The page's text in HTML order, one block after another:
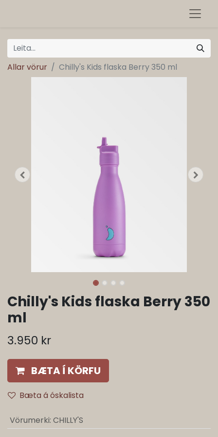
Allar vörur Chilly's Kids flaska Berry 350 ml
Chilly's Kids flaska Berry 350
ml
3.950 kr
BÆTA Í KÖRFU
Bæta á óskalista
Vörumerki: CHILLY'S